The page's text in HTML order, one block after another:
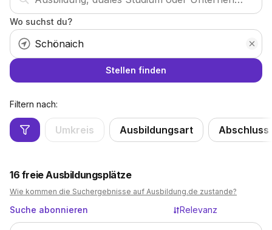
Wo suchst du?
Stellen finden
Filtern nach:
Umkreis Ausbildungsart Abschluss
16 freie Ausbildungsplätze
Wie kommen die Suchergebnisse auf Ausbildung.de zustande?
Suche abonnieren Relevanz